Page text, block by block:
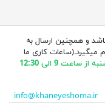
و همچنین ارسال به
میگیرد.(ساعات کاری ما
از ساعت 9 الی 12:30
info@khaneyeshoma.ir